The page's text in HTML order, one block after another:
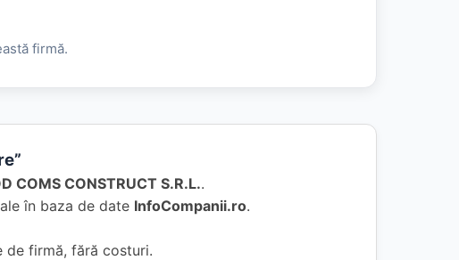
firmă.
COMS CONSTRUCT S.R.L..
în baza de date InfoCompanii.ro.
firmă, fără costuri.